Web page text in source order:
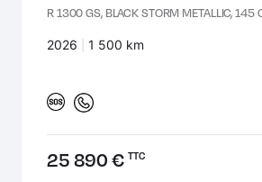
R 1300 GS, BLACK STORM METALLIC, 145
Années :
2026 Kilomètres :
1 500 km
Prix :
25 890 € TTC